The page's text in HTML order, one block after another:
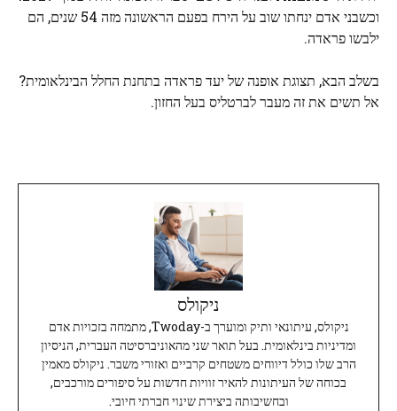
וכשבני אדם ינחתו שוב על הירח בפעם הראשונה מזה 54 שנים, הם
ילבשו פראדה.
בשלב הבא, תצוגת אופנה של יעד פראדה בתחנת החלל הבינלאומית?
אל תשים את זה מעבר לברטליס בעל החזון.
ניקולס
ניקולס, עיתונאי ותיק ומוערך ב-Twoday, מתמחה בזכויות אדם
ומדיניות בינלאומית. בעל תואר שני מהאוניברסיטה העברית, הניסיון
הרב שלו כולל דיווחים משטחים קרביים ואזורי משבר. ניקולס מאמין
בכוחה של העיתונות להאיר זוויות חדשות על סיפורים מורכבים,
ובחשיבותה ביצירת שינוי חברתי חיובי.